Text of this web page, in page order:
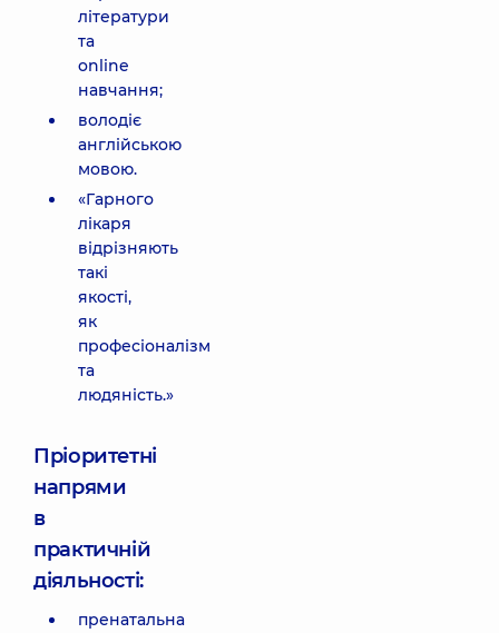
літератури
та
online
навчання;
володіє
англійською
мовою.
«Гарного
лікаря
відрізняють
такі
якості,
як
професіоналізм
та
людяність.»
Пріоритетні
напрями
в
практичній
діяльності:
пренатальна